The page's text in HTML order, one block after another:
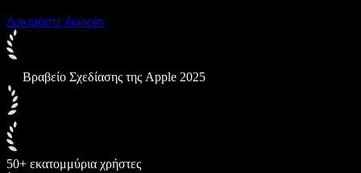
Δοκιμάστε δωρεάν
Βραβείο Σχεδίασης της Apple 2025
50+ εκατομμύρια χρήστες